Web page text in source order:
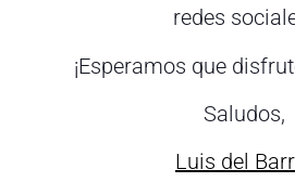
redes
¡Esperamos que
Saludos,
Luis del